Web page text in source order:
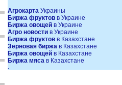
Агрокарта Украины
Биржа фруктов в Украине
Биржа овощей в Украине
Агро новости в Украине
Биржа фруктов в Казахстане
Зерновая биржа в Казахстане
Биржа овощей в Казахстане
Биржа мяса в Казахстане